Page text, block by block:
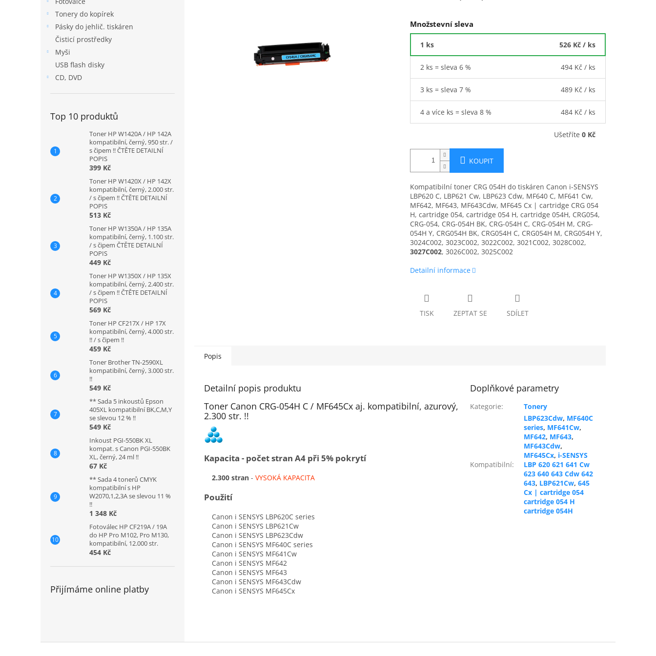
Tonery do kopírek
Pásky do jehlič. tiskáren
Čisticí prostředky
Myši
USB flash disky
CD, DVD
Top 10 produktů
Toner HP W1420A / HP 142A
kompatibilní, černý, 950 str. /
s čipem !! ČTĚTE DETAILNÍ
POPIS
399 Kč
Toner HP W1420X / HP 142X
kompatibilní, černý, 2.000 str.
/ s čipem !! ČTĚTE DETAILNÍ
POPIS
513 Kč
Toner HP W1350A / HP 135A
kompatibilní, černý, 1.100 str.
/ s čipem ČTĚTE DETAILNÍ
POPIS
449 Kč
Toner HP W1350X / HP 135X
kompatibilní, černý, 2.400 str.
/ s čipem !! ČTĚTE DETAILNÍ
POPIS
569 Kč
Toner HP CF217X / HP 17X
kompatibilní, černý, 4.000 str.
!! / s čipem !!
459 Kč
Toner Brother TN-2590XL
kompatibilní, černý, 3.000 str.
!!
549 Kč
** Sada 5 inkoustů Epson
405XL kompatibilní BK,C,M,Y
se slevou 12 % !!
549 Kč
Inkoust PGI-550BK XL
kompat. s Canon PGI-550BK
XL, černý, 24 ml !!
67 Kč
** Sada 4 tonerů CMYK
kompatibilní s HP
W2070,1,2,3A se slevou 11 %
!!
1 348 Kč
Fotoválec HP CF219A / 19A
do HP Pro M102, Pro M130,
kompatibilní, 12.000 str.
454 Kč
Přijímáme online platby
Množstevní sleva
1 ks 526 Kč / ks
2 ks = sleva 6 % 494 Kč / ks
3 ks = sleva 7 % 489 Kč / ks
4 a více ks = sleva 8 % 484 Kč / ks
Ušetříte 0 Kč
KOUPIT
Kompatibilní toner CRG 054H do tiskáren Canon i-SENSYS
LBP620 C, LBP621 Cw, LBP623 Cdw, MF640 C, MF641 Cw,
MF642, MF643, MF643Cdw, MF645 Cx | cartridge CRG 054
H, cartridge 054, cartridge 054 H, cartridge 054H, CRG054,
CRG-054, CRG-054H BK, CRG-054H C, CRG-054H M, CRG-
054H Y, CRG054H BK, CRG054H C, CRG054H M, CRG054H Y,
3024C002, 3023C002, 3022C002, 3021C002, 3028C002,
3027C002, 3026C002, 3025C002
Detailní informace
TISK ZEPTAT SE SDÍLET
Popis
Detailní popis produktu
Toner Canon CRG-054H C / MF645Cx aj. kompatibilní, azurový,
2.300 str. !!
Kapacita - počet stran A4 při 5% pokrytí
2.300 stran - VYSOKÁ KAPACITA
Použití
Canon i SENSYS LBP620C series
Canon i SENSYS LBP621Cw
Canon i SENSYS LBP623Cdw
Canon i SENSYS MF640C series
Canon i SENSYS MF641Cw
Canon i SENSYS MF642
Canon i SENSYS MF643
Canon i SENSYS MF643Cdw
Canon i SENSYS MF645Cx
Doplňkové parametry
Kategorie: Tonery
Kompatibilní:
LBP623Cdw, MF640C
series, MF641Cw,
MF642, MF643,
MF643Cdw,
MF645Cx, i-SENSYS
LBP 620 621 641 Cw
623 640 643 Cdw 642
643, LBP621Cw,645
Cx | cartridge 054
cartridge 054 H
cartridge 054H